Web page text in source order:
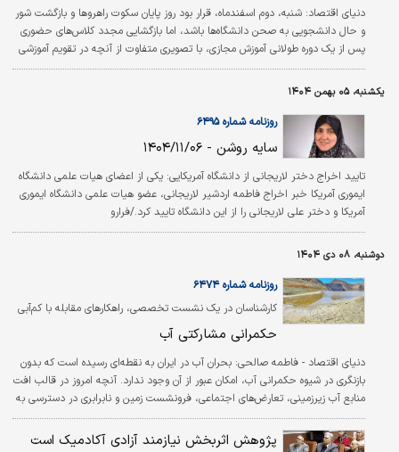
دنیای اقتصاد: شنبه، دوم اسفندماه، قرار بود روز پایان سکوت راهروها و بازگشت شور
و حال دانشجویی به صحن دانشگاه‌ها باشد، اما بازگشایی مجدد کلاس‌های حضوری
پس از یک دوره طولانی آموزش مجازی، با تصویری متفاوت از آنچه در تقویم آموزشی
پیش‌بینی می‌شد، رقم خورد. این بازگشت حضوری که با چهلمین روز درگذشت
جان‌باختگان حوادث دی‌ماه همزمان شده بود، نشان داد که فضای نقد و اعتراض در
دانشگاه همچنان زنده است.
یکشنبه، ۰۵ بهمن ۱۴۰۴
روزنامه شماره ۶۴۹۵
سایه روشن - ۱۴۰۴/۱۱/۰۶
تایید اخراج دختر لاریجانی از دانشگاه آمریکایی: یکی از اعضای هیات علمی دانشگاه
ایموری آمریکا خبر اخراج فاطمه اردشیر لاریجانی، عضو هیات علمی دانشگاه ایموری
آمریکا و دختر علی لاریجانی را از این دانشگاه تایید کرد./فرارو
دوشنبه، ۰۸ دی ۱۴۰۴
کارشناسان در یک نشست تخصصی، راهکارهای مقابله با کم‌آبی
را بررسی کردند؛
روزنامه شماره ۶۴۷۴
حکمرانی مشارکتی آب
دنیای اقتصاد - فاطمه صالحی: بحران آب در ایران به نقطه‌ای رسیده است که بدون
بازنگری در شیوه حکمرانی آب، امکان عبور از آن وجود ندارد. آنچه امروز در قالب افت
منابع آب زیرزمینی، تعارض‌های اجتماعی، فرونشست زمین و نابرابری در دسترسی به
آب نمایان شده، حاصل انباشت تصمیم‌هایی است که اغلب بر مبنای فرض وفور
منابع اتخاذ شده‌اند. پژوهش اثربخش نیازمند آزادی آکادمیک است